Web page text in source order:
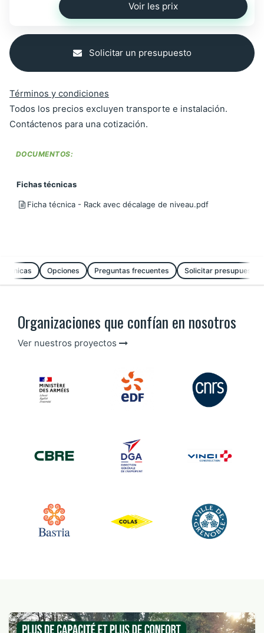
Voir les prix
Solicitar un presupuesto
Términos y condiciones
Todos los precios excluyen transporte e instalación.
Contáctenos para una cotización.
DOCUMENTOS:
Fichas técnicas
Ficha técnica - Rack avec décalage de niveau.pdf
técnicas Opciones Preguntas frecuentes Solicitar presupuesto
Organizaciones que confían en nosotros
Ver nuestros proyectos